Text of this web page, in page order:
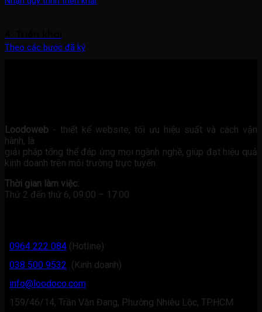
Theo các bước đã ký
Loodoweb - thiết kế website, tối ưu hiệu suất và cách vận
hành, là
giải pháp tổng thể đáp ứng mọi ngành nghề, giúp đạt hiệu quả
kinh doanh trên môi trường trực tuyến.
Thời gian làm việc:
Thứ 2 đến thứ 6, 09:00 – 17:00
0964 222 084 (Hotline)
038 500 9532 (Kinh doanh)
info@loodoco.com
159/46/14, Trần Văn Đang, Phường Nhiêu Lộc, TP.HCM